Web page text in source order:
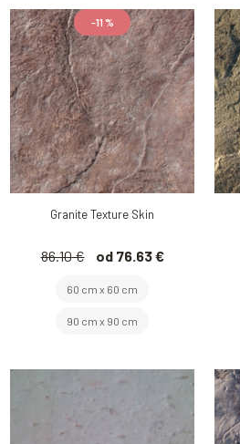
-11 %
Granite Texture Skin
86.10 € od 76.63 €
60 cm x 60 cm
90 cm x 90 cm